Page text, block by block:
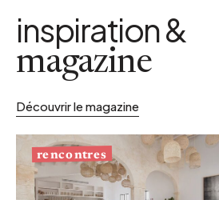
inspiration &
magazine
Découvrir le magazine
rencontres